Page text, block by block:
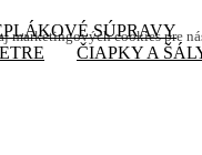
cookies pre
SÚPRAVY
ČIAPKY A